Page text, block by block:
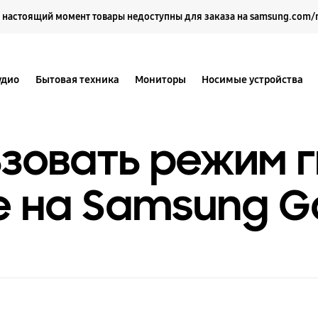
настоящий момент товары недоступны для заказа на samsung.com/
Бытовая техника Мониторы Носимые устройства
режим
на Samsung